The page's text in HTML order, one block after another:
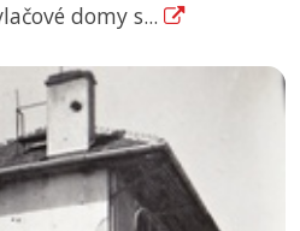
domy s...